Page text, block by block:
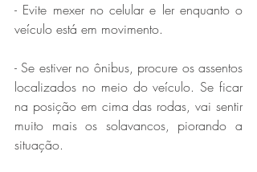
- Evite mexer no celular e ler enquanto o
veículo está em movimento.
- Se estiver no ônibus, procure os assentos
localizados no meio do veículo. Se ficar
na posição em cima das rodas, vai sentir
muito mais os solavancos, piorando a
situação.